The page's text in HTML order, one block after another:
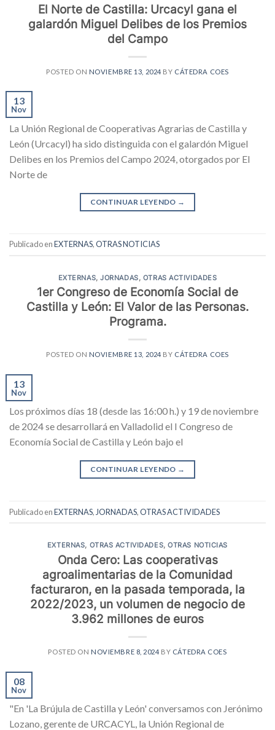
El Norte de Castilla: Urcacyl gana el
galardón Miguel Delibes de los Premios
del Campo
POSTED ON NOVIEMBRE 13, 2024 BY CÁTEDRA COES
13
Nov
La Unión Regional de Cooperativas Agrarias de Castilla y
León (Urcacyl) ha sido distinguida con el galardón Miguel
Delibes en los Premios del Campo 2024, otorgados por El
Norte de
CONTINUAR LEYENDO →
Publicado enEXTERNAS,OTRAS NOTICIAS
EXTERNAS,JORNADAS, OTRAS ACTIVIDADES
1er Congreso de Economía Social de
Castilla y León: El Valor de las Personas.
Programa.
POSTED ON NOVIEMBRE 13, 2024 BY CÁTEDRA COES
13
Nov
Los próximos días 18 (desde las 16:00 h.) y 19 de noviembre
de 2024 se desarrollará en Valladolid el I Congreso de
Economía Social de Castilla y León bajo el
CONTINUAR LEYENDO →
Publicado enEXTERNAS, JORNADAS,OTRAS ACTIVIDADES
EXTERNAS, OTRAS ACTIVIDADES,OTRAS NOTICIAS
Onda Cero: Las cooperativas
agroalimentarias de la Comunidad
facturaron, en la pasada temporada, la
2022/2023, un volumen de negocio de
3.962 millones de euros
POSTED ON NOVIEMBRE 8, 2024 BY CÁTEDRA COES
08
Nov
"En 'La Brújula de Castilla y León' conversamos con Jerónimo
Lozano, gerente de URCACYL, la Unión Regional de